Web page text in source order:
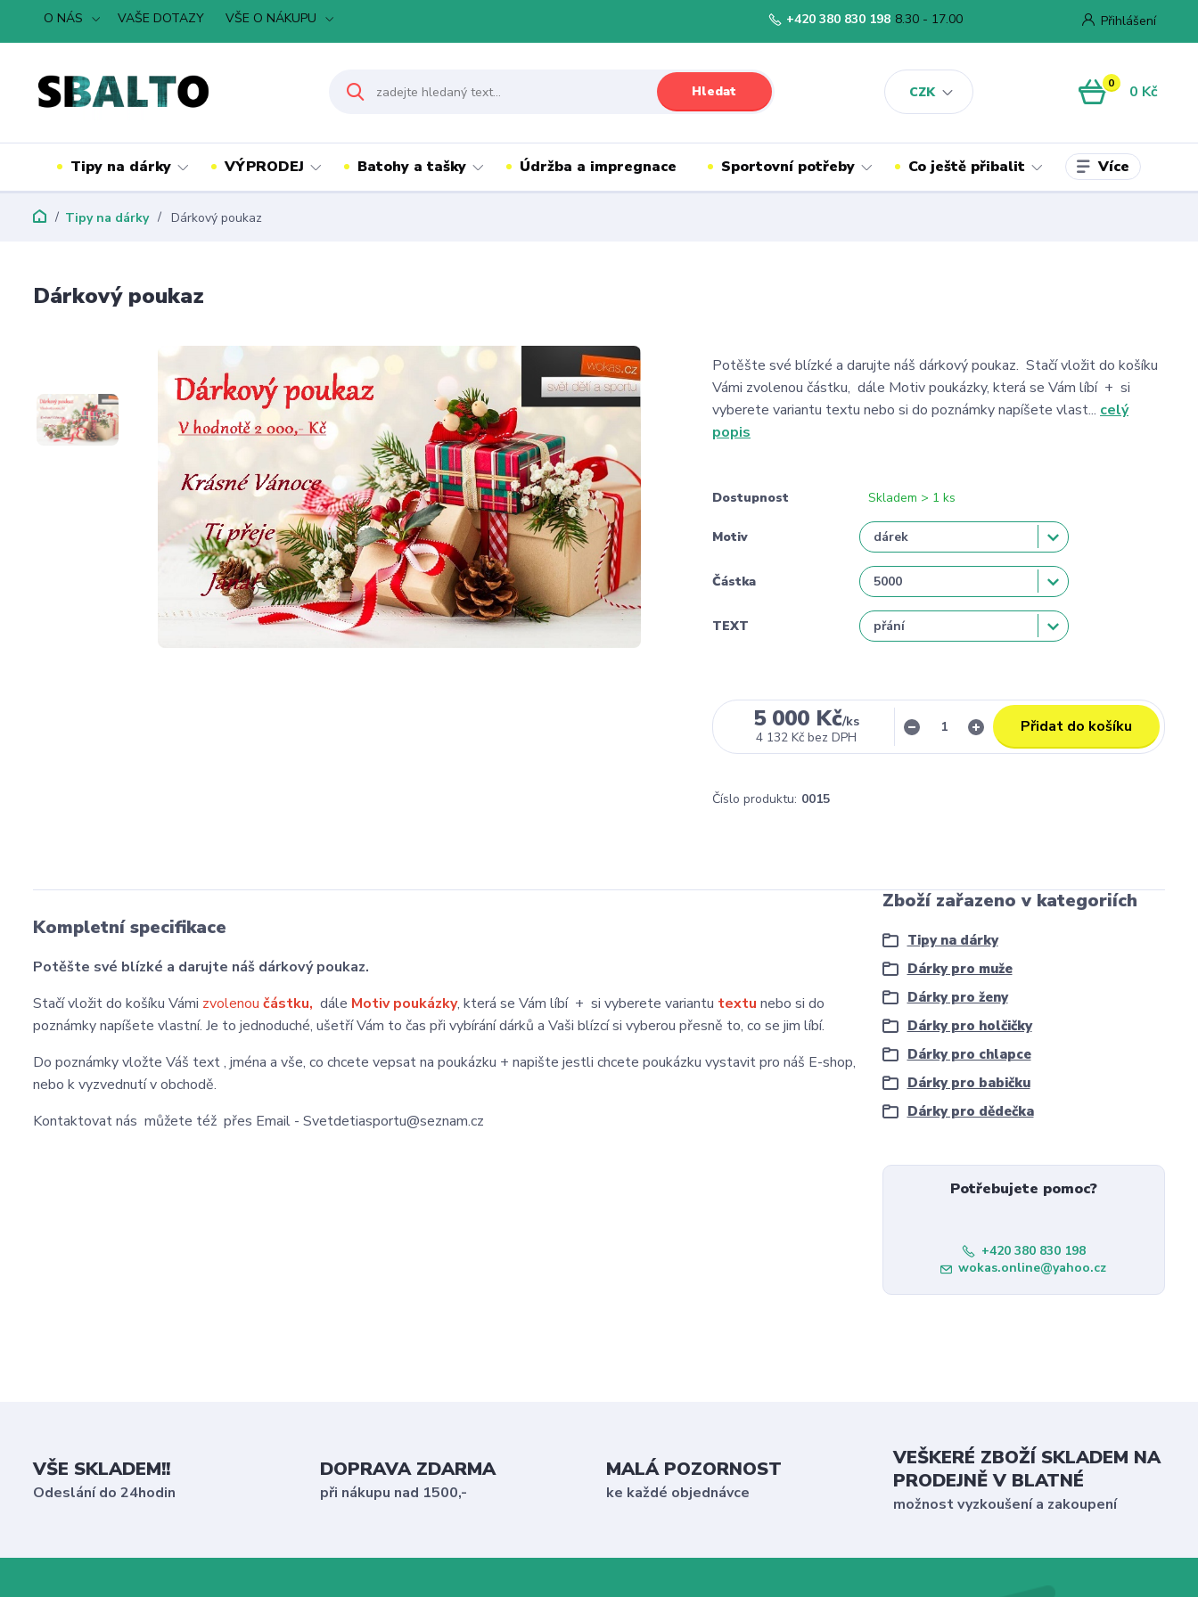
O NÁS VAŠE DOTAZY VŠE O NÁKUPU
CZK
Přihlášení
Hledat
+420 380 830 198 8.30 - 17.00
0 0 Kč
Tipy na dárky VÝPRODEJ Batohy a tašky Údržba a impregnace Sportovní potřeby Co ještě přibalit Více
Tipy na dárky Dárkový poukaz
Dárkový poukaz
Potěšte své blízké a darujte náš dárkový poukaz. Stačí vložit do košíku
Vámi zvolenou částku, dále Motiv poukázky, která se Vám líbí + si
vyberete variantu textu nebo si do poznámky napíšete vlast... celý
popis
Dostupnost Skladem > 1 ks
Motiv
Částka
TEXT
5 000 Kč/ks
4 132 Kč bez DPH
Přidat do košíku
Číslo produktu: 0015
Kompletní specifikace
Potěšte své blízké a darujte náš dárkový poukaz.
Stačí vložit do košíku Vámi zvolenou částku, dále Motiv poukázky, která se Vám líbí + si vyberete variantu textu nebo si do
poznámky napíšete vlastní. Je to jednoduché, ušetří Vám to čas při vybírání dárků a Vaši blízcí si vyberou přesně to, co se jim líbí.
Do poznámky vložte Váš text , jména a vše, co chcete vepsat na poukázku + napište jestli chcete poukázku vystavit pro náš E-shop,
nebo k vyzvednutí v obchodě.
Kontaktovat nás můžete též přes Email - Svetdetiasportu@seznam.cz
Zboží zařazeno v kategoriích
Tipy na dárky
Dárky pro muže
Dárky pro ženy
Dárky pro holčičky
Dárky pro chlapce
Dárky pro babičku
Dárky pro dědečka
Potřebujete pomoc?
+420 380 830 198
wokas.online@yahoo.cz
VŠE SKLADEM!!
Odeslání do 24hodin
DOPRAVA ZDARMA
při nákupu nad 1500,-
MALÁ POZORNOST
ke každé objednávce
VEŠKERÉ ZBOŽÍ SKLADEM NA
PRODEJNĚ V BLATNÉ
možnost vyzkoušení a zakoupení